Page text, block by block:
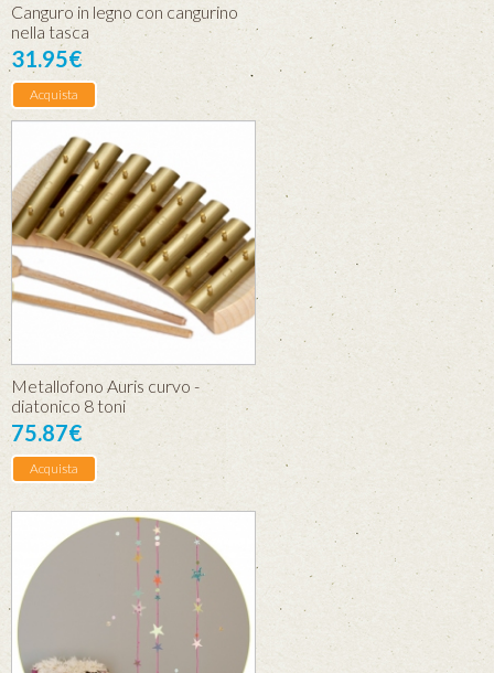
Canguro in legno con cangurino
nella tasca
31.95€
Acquista
Metallofono Auris curvo -
diatonico 8 toni
75.87€
Acquista